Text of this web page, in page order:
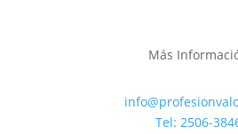
Más
Tel: 2506-